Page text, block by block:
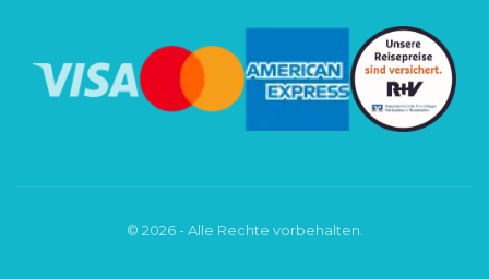
© 2026 -Alle Rechte vorbehalten.